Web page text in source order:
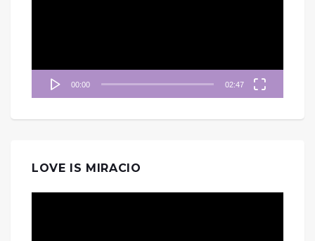
00:00 02:47
LOVE IS MIRACIO